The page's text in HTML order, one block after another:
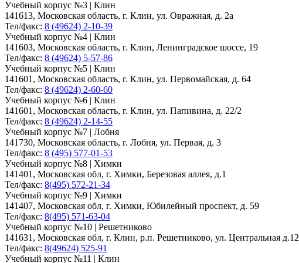
Учебный корпус №3 | Клин
141613, Московская область, г. Клин, ул. Овражная, д. 2а
Тел/факс: 8 (49624) 2-10-39
Учебный корпус №4 | Клин
141603, Московская область, г. Клин, Ленинградское шоссе, 19
Тел/факс: 8 (49624) 5-57-86
Учебный корпус №5 | Клин
141601, Московская область, г. Клин, ул. Первомайская, д. 64
Тел/факс: 8 (49624) 2-60-60
Учебный корпус №6 | Клин
141601, Московская область, г. Клин, ул. Папивина, д. 22/2
Тел/факс: 8 (49624) 2-14-55
Учебный корпус №7 | Лобня
141730, Московская область, г. Лобня, ул. Первая, д. 3
Тел/факс: 8 (495) 577-01-53
Учебный корпус №8 | Химки
141401, Московская обл, г. Химки, Березовая аллея, д.1
Тел/факс: 8(495) 572-21-34
Учебный корпус №9 | Химки
141407, Московская обл, г. Химки, Юбилейный проспект, д. 59
Тел/факс: 8(495) 571-63-04
Учебный корпус №10 | Решетниково
141631, Московская обл, г. Клин, р.п. Решетниково, ул. Центральная д.12
Тел/факс: 8(49624) 525-91
Учебный корпус №11 | Клин